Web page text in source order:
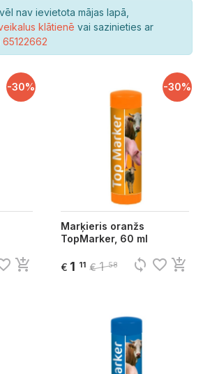
nav ievietota mājas lapā,
klātienē vai sazinieties ar
65122662
-30%
add_shopping_cart
-30%
Marķieris oranžs
TopMarker, 60 ml
€ 1 11 € 1 58 sync favorite_border add_shopping_cart